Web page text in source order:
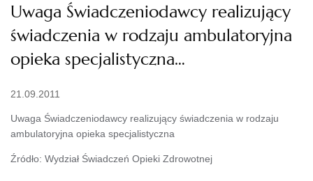
Uwaga Świadczeniodawcy realizujący
świadczenia w rodzaju ambulatoryjna
opieka specjalistyczna…
21.09.2011
Uwaga Świadczeniodawcy realizujący świadczenia w rodzaju
ambulatoryjna opieka specjalistyczna
Źródło: Wydział Świadczeń Opieki Zdrowotnej